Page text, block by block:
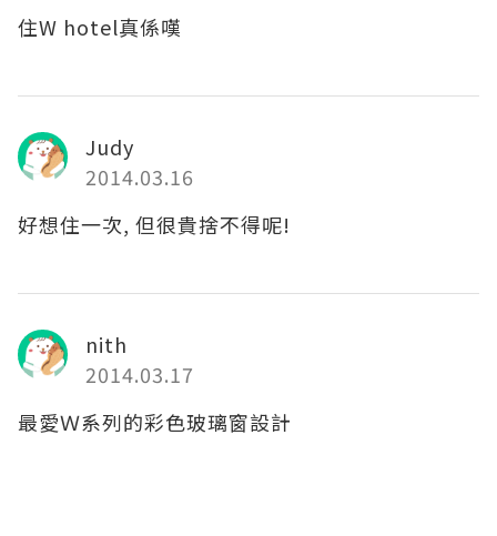
住W hotel真係嘆
Judy
2014.03.16
好想住一次, 但很貴捨不得呢!
nith
2014.03.17
最愛Ｗ系列的彩色玻璃窗設計